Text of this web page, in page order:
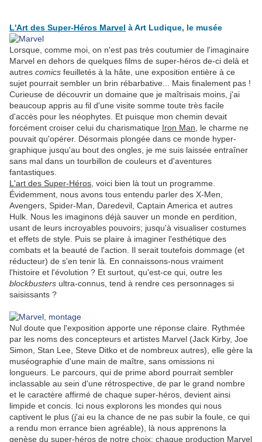
L'Art des Super-Héros Marvel à Art Ludique, le musée
Lorsque, comme moi, on n'est pas très coutumier de l'imaginaire
Marvel en dehors de quelques films de super-héros de-ci delà et
autres comics feuilletés à la hâte, une exposition entière à ce
sujet pourrait sembler un brin rébarbative... Mais finalement pas !
Curieuse de découvrir un domaine que je maîtrisais moins, j'ai
beaucoup appris au fil d'une visite somme toute très facile
d'accès pour les néophytes. Et puisque mon chemin devait
forcément croiser celui du charismatique Iron Man , le charme ne
pouvait qu'opérer. Désormais plongée dans ce monde hyper-
graphique jusqu'au bout des ongles, je me suis laissée entraîner
sans mal dans un tourbillon de couleurs et d'aventures
fantastiques.
L'art des Super-Héros , voici bien là tout un programme.
Évidemment , nous avons tous entendu parler des X-Men,
Avengers, Spider-Man, Daredevil, Captain America et autres
Hulk. Nous les imaginons déjà sauver un monde en perdition,
usant de leurs incroyables pouvoirs; jusqu'à visualiser costumes
et effets de style. Puis se plaire à imaginer l'esthétique des
combats et la beauté de l'action. Il serait toutefois dommage (et
réducteur) de s'en tenir là. En connaissons-nous vraiment
l'histoire et l'évolution ? Et surtout, qu'est-ce qui, outre les
blockbusters ultra-connus, tend à rendre ces personnages si
saisissants ?
Nul doute que l'exposition apporte une réponse claire. Rythmée
par les noms des concepteurs et artistes Marvel (Jack Kirby, Joe
Simon, Stan Lee, Steve Ditko et de nombreux autres), elle gère la
muséographie d'une main de maître, sans omissions ni
longueurs. Le parcours, qui de prime abord pourrait sembler
inclassable au sein d'une rétrospective, de par le grand nombre
et le caractère affirmé de chaque super-héros, devient ainsi
limpide et concis. Ici nous explorons les mondes qui nous
captivent le plus (j'ai eu la chance de ne pas subir la foule, ce qui
a rendu mon errance bien agréable), là nous apprenons la
genèse du super-héros de notre choix: chaque production Marvel